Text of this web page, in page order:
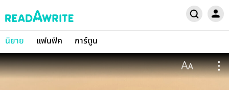
นิยาย แฟนฟิค การ์ตูน